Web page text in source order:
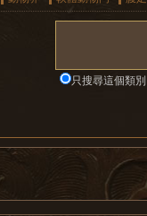
只搜尋這個類別